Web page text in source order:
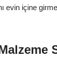
evin içine